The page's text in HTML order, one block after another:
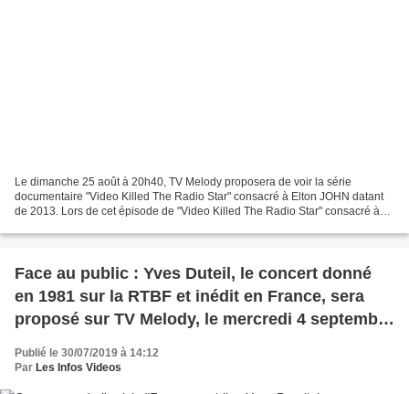
Le dimanche 25 août à 20h40, TV Melody proposera de voir la série
documentaire "Video Killed The Radio Star" consacré à Elton JOHN datant
de 2013. Lors de cet épisode de "Video Killed The Radio Star" consacré à
Face au public : Yves Duteil, le concert donné
en 1981 sur la RTBF et inédit en France, sera
proposé sur TV Melody, le mercredi 4 septembre
à 20h40
Publié le 30/07/2019 à 14:12
Par Les Infos Videos